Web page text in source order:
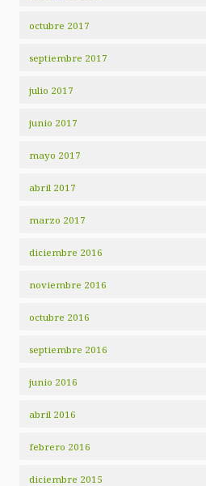
octubre 2017
septiembre 2017
julio 2017
junio 2017
mayo 2017
abril 2017
marzo 2017
diciembre 2016
noviembre 2016
octubre 2016
septiembre 2016
junio 2016
abril 2016
febrero 2016
diciembre 2015